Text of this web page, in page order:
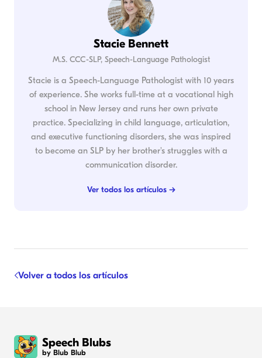
Stacie Bennett
M.S. CCC-SLP, Speech-Language Pathologist
Stacie is a Speech-Language Pathologist with 10 years
of experience. She works full-time at a vocational high
school in New Jersey and runs her own private
practice. Specializing in child language, articulation,
and executive functioning disorders, she was inspired
to become an SLP by her brother's struggles with a
communication disorder.
Ver todos los artículos →
Volver a todos los artículos
Speech Blubs
by Blub Blub